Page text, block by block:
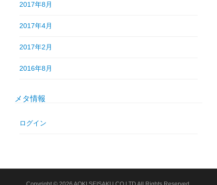
2017年8月
2017年4月
2017年2月
2016年8月
メタ情報
ログイン